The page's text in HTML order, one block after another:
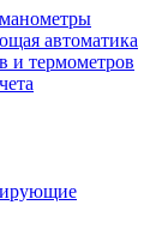
автоматика
и термометров